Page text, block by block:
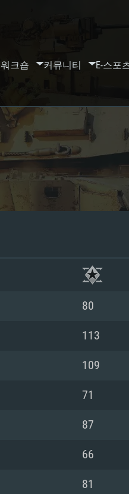
워크숍 커뮤니티 E-스포
80
113
109
71
87
66
81